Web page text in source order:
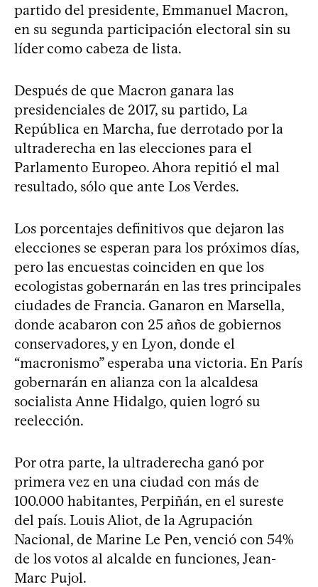
partido del presidente, Emmanuel Macron,
en su segunda participación electoral sin su
líder como cabeza de lista.
Después de que Macron ganara las
presidenciales de 2017, su partido, La
República en Marcha, fue derrotado por la
ultraderecha en las elecciones para el
Parlamento Europeo. Ahora repitió el mal
resultado, sólo que ante Los Verdes.
Los porcentajes definitivos que dejaron las
elecciones se esperan para los próximos días,
pero las encuestas coinciden en que los
ecologistas gobernarán en las tres principales
ciudades de Francia. Ganaron en Marsella,
donde acabaron con 25 años de gobiernos
conservadores, y en Lyon, donde el
“macronismo” esperaba una victoria. En París
gobernarán en alianza con la alcaldesa
socialista Anne Hidalgo, quien logró su
reelección.
Por otra parte, la ultraderecha ganó por
primera vez en una ciudad con más de
100.000 habitantes, Perpiñán, en el sureste
del país. Louis Aliot, de la Agrupación
Nacional, de Marine Le Pen, venció con 54%
de los votos al alcalde en funciones, Jean-
Marc Pujol.